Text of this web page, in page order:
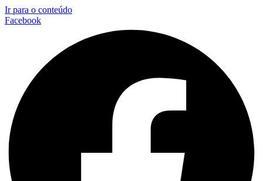
Ir para o conteúdo
Facebook